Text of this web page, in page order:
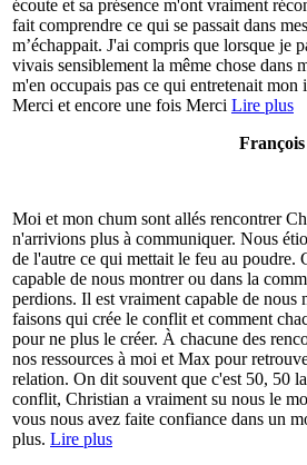
écoute et sa présence m'ont vraiment
fait comprendre ce qui se passait dans
m’échappait. J'ai compris que lorsque je
vivais sensiblement la même chose dans
m'en occupais pas ce qui entretenait
Merci et encore une fois Merci Lire plus
Moi et mon chum sont allés rencontrer
n'arrivions plus à communiquer. Nous
de l'autre ce qui mettait le feu au poudre.
capable de nous montrer ou dans la
perdions. Il est vraiment capable de nous
faisons qui crée le conflit et comment
pour ne plus le créer. À chacune des
nos ressources à moi et Max pour
relation. On dit souvent que c'est 50, 50
conflit, Christian a vraiment su nous le
vous nous avez faite confiance dans un
plus. Lire plus